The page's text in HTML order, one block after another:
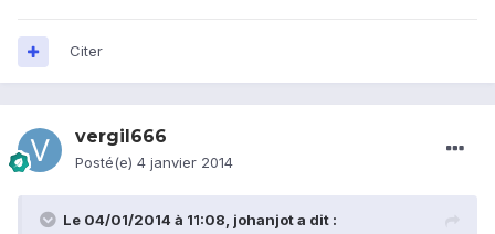
Citer
vergil666
Posté(e) 4 janvier 2014
Le 04/01/2014 à 11:08, johanjot a dit :